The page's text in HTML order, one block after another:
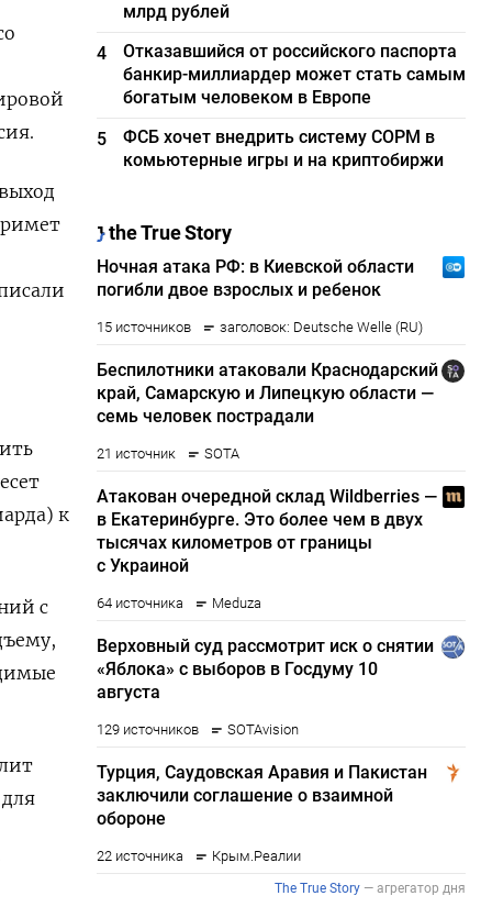
к
с
млрд рублей
4
Отказавшийся от российского паспорта
банкир-миллиардер может стать самым
богатым человеком в Европе
5
ФСБ хочет внедрить систему СОРМ в
комьютерные игры и на криптобиржи